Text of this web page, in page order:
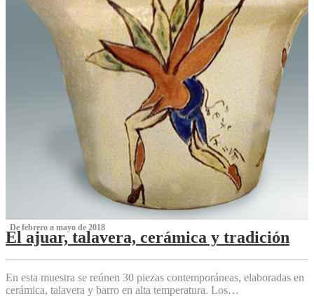
‌ De febrero a mayo de 2018
El ajuar, talavera, cerámica y tradición
‌
En esta muestra se reúnen 30 piezas contemporáneas, elaboradas en
cerámica, talavera y barro en alta temperatura. Los…